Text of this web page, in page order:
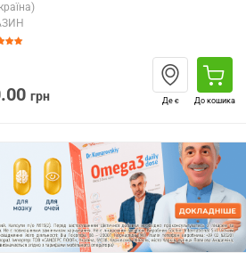
грн Де є До кошика